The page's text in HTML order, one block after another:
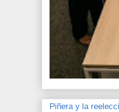
Piñera y la